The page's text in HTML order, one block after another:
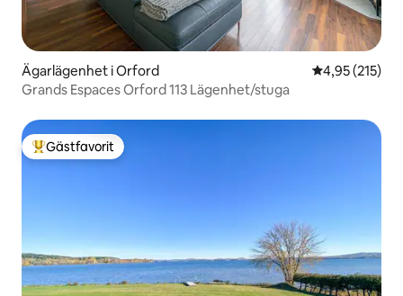
Ägarlägenhet i Orford 4,95 av 5 i
4,95 (215)
Grands Espaces Orford 113 Lägenhet/stuga
Populär gästfavorit
Gästfavorit